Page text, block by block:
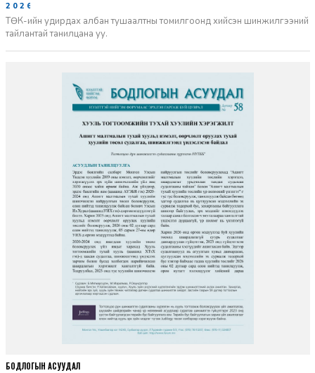
2026-06-02
ТӨК-ийн удирдах албан тушаалтны томилгоонд хийсэн шинжилгээний
тайлантай танилцана уу.
БОДЛОГЫН АСУУДАЛ